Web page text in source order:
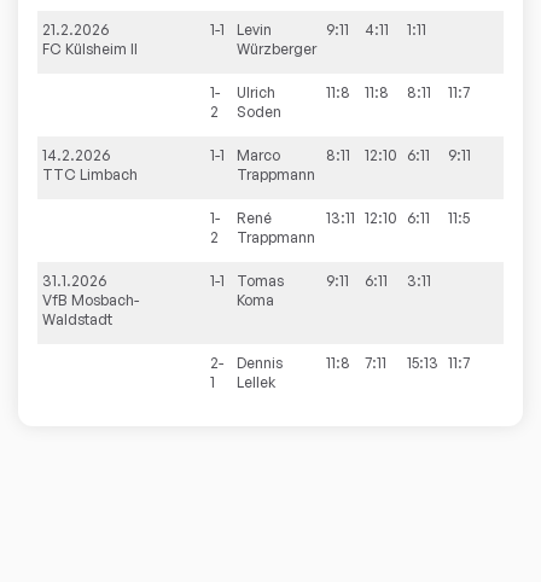
21.2.2026
FC Külsheim II
1-1
Levin
Würzberger
9:11 4:11 1:11
1-
2
Ulrich
Soden
11:8 11:8 8:11 11:7
14.2.2026
TTC Limbach
1-1
Marco
Trappmann
8:11 12:10 6:11 9:11
1-
2
René
Trappmann
13:11 12:10 6:11 11:5
31.1.2026
VfB Mosbach-
Waldstadt
1-1
Tomas
Koma
9:11 6:11 3:11
2-
1
Dennis
Lellek
11:8 7:11 15:13 11:7